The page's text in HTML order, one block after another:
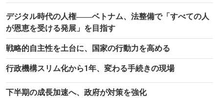
ホー・チ・ミン主席の名を冠した市、50周年を彩る3Dマッピング
デジタル時代の人権――ベトナム、法整備で「すべての人
が恩恵を受ける発展」を目指す
戦略的自主性を土台に、国家の行動力を高める
行政機構スリム化から1年、変わる手続きの現場
下半期の成長加速へ、政府が対策を強化